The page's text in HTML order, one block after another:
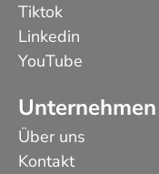
Tiktok
Linkedin
YouTube
Unternehmen
Über uns
Kontakt